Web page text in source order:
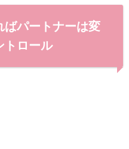
ばパートナーは変
トロール